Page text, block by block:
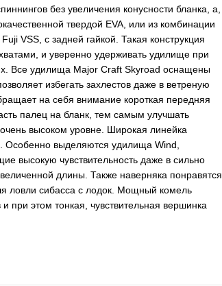
без увеличения конусности бланка, а,
твердой EVA, или из комбинации
VSS, с задней гайкой. Такая конструкция
и уверенно удерживать удилище при
Все удилища Major Craft Skyroad оснащены
избегать захлестов даже в ветреную
на себя внимание короткая передняя
палец на бланк, тем самым улучшать
высоком уровне. Широкая линейка
Особенно выделяются удилища Wind,
высокую чувствительность даже в сильно
длины. Также наверняка понравятся
ловли сибасса с лодок. Мощный комель
этом тонкая, чувствительная вершинка